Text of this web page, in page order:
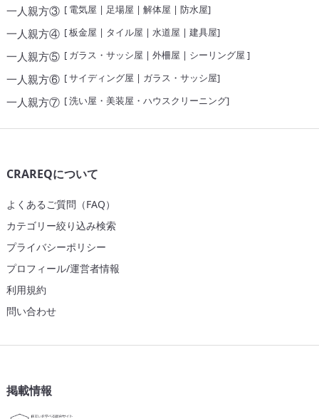
一人親方③[ 電気屋 | 足場屋 | 解体屋 | 防水屋]
一人親方④[板金屋 | タイル屋 | 水道屋 | 建具屋]
一人親方⑤[ ガラス・サッシ屋 | 外柵屋 | シーリング屋 ]
一人親方⑥[サイディング屋 | ガラス・サッシ屋]
一人親方⑦[洗い屋・美装屋・ハウスクリーニング]
CRAREQについて
よくあるご質問（FAQ）
カテゴリー絞り込み検索
プライバシーポリシー
プロフィール/運営者情報
利用規約
問い合わせ
掲載情報